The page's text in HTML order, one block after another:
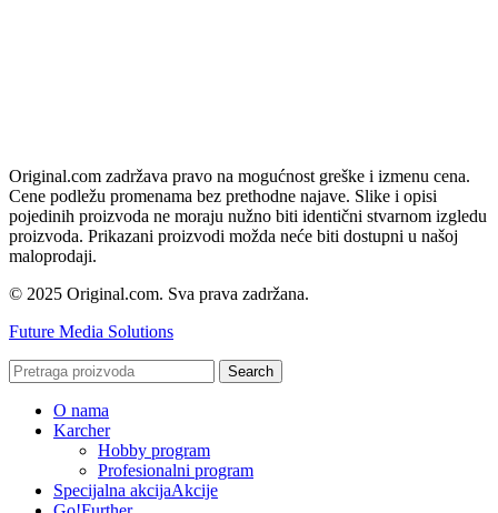
Original.com zadržava pravo na mogućnost greške i izmenu cena.
Cene podležu promenama bez prethodne najave. Slike i opisi
pojedinih proizvoda ne moraju nužno biti identični stvarnom izgledu
proizvoda. Prikazani proizvodi možda neće biti dostupni u našoj
maloprodaji.
© 2025 Original.com. Sva prava zadržana.
Future Media Solutions
Search
O nama
Karcher
Hobby program
Profesionalni program
Specijalna akcijaAkcije